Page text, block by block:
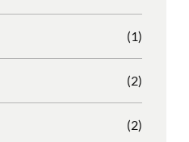
(1)
(2)
(2)